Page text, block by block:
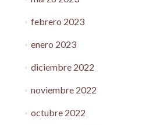
febrero 2023
enero 2023
diciembre 2022
noviembre 2022
octubre 2022